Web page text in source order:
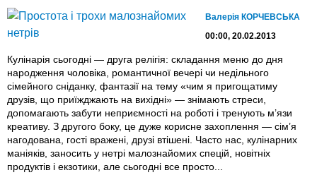
Валерія КОРЧЕВСЬКА
00:00, 20.02.2013
Кулінарія сьогодні — друга релігія: складання меню до дня
народження чоловіка, романтичної вечері чи недільного
сімейного сніданку, фантазії на тему «чим я пригощатиму
друзів, що приїжджають на вихідні» — знімають стреси,
допомагають забути неприємності на роботі і тренують м’язи
креативу. З другого боку, це дуже корисне захоплення — сім’я
нагодована, гості вражені, друзі втішені. Часто нас, кулінарних
маніяків, заносить у нетрі малознайомих спецій, новітніх
продуктів і екзотики, але сьогодні все просто...